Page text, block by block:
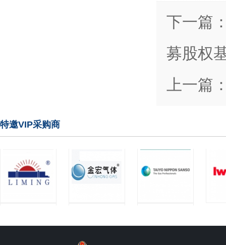
下一篇
募股权
上一篇
特邀VIP采购商